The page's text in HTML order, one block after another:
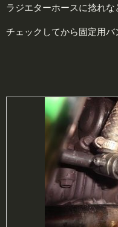
ラジエターホースに捻れな
チェックしてから固定用バ